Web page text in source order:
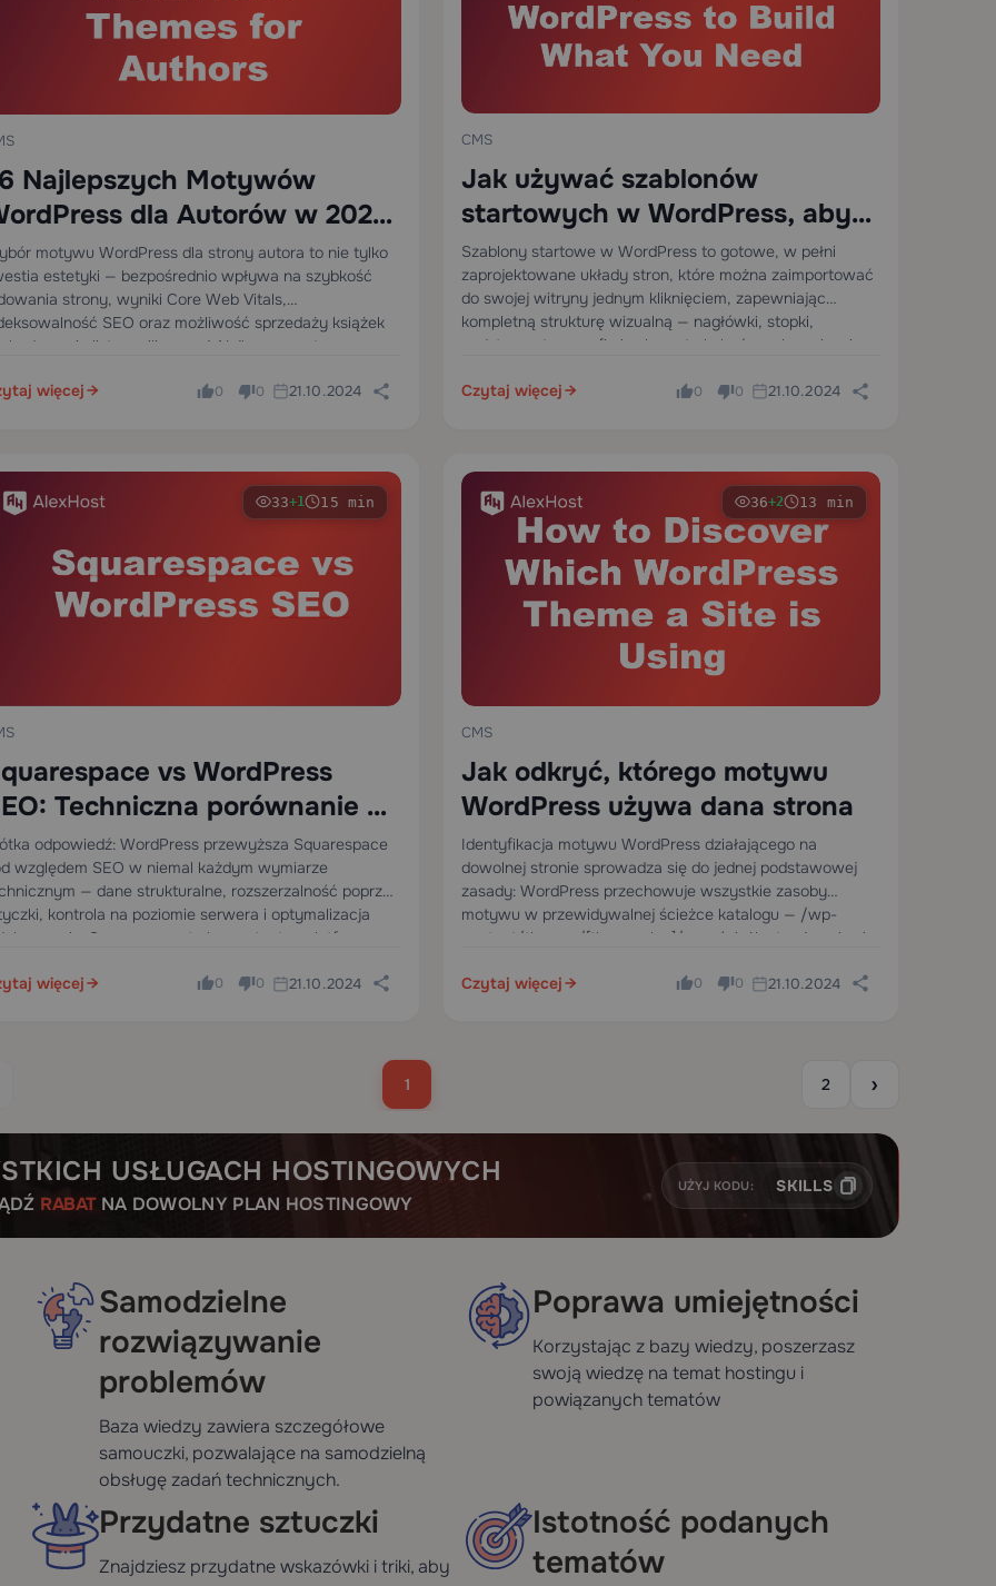
Najlepszych Motywów
dla Autorów w 2025:
Szczegóły dla
i Wydawców
motywu WordPress dla strony autora to nie tylko
estetyki — bezpośrednio wpływa na szybkość
strony, wyniki Core Web Vitals,
SEO oraz możliwość sprzedaży książek
budowania listy mailingowej. Najlepsze motywy
więcej
0 0 21.10.2024
CMS
Jak używać szablonów
startowych w WordPress, aby
zbudować dowolną witrynę,
której potrzebujesz
Szablony startowe w WordPress to gotowe, w pełni
zaprojektowane układy stron, które można zaimportować
do swojej witryny jednym kliknięciem, zapewniając
kompletną strukturę wizualną — nagłówki, stopki,
podstrony, typografię i schematy kolorów — bez pisania
Czytaj więcej
0 0 21.10.2024
33+1 15 min
vs WordPress
Techniczna porównanie na
odpowiedź: WordPress przewyższa Squarespace
względem SEO w niemal każdym wymiarze
— dane strukturalne, rozszerzalność poprzez
kontrola na poziomie serwera i optymalizacja
Squarespace to kompetentna platforma o
więcej 0 0 21.10.2024
36+2 13 min
CMS
Jak odkryć, którego motywu
WordPress używa dana strona
Identyfikacja motywu WordPress działającego na
dowolnej stronie sprowadza się do jednej podstawowej
zasady: WordPress przechowuje wszystkie zasoby
motywu w przewidywalnej ścieżce katalogu — /wp-
content/themes/[theme-slug]/ — a ścieżka ta ujawnia się
odpowiedziach HTTP w wielu…
Czytaj więcej 0 0 21.10.2024
1 2 ›
USŁUGACH HOSTINGOWYCH
RABATNA DOWOLNY PLAN HOSTINGOWY
UŻYJ KODU: SKILLS
Samodzielne
rozwiązywanie
problemów
Baza wiedzy zawiera szczegółowe
samouczki, pozwalające na samodzielną
obsługę zadań technicznych.
Poprawa umiejętności
Korzystając z bazy wiedzy, poszerzasz
swoją wiedzę na temat hostingu i
powiązanych tematów
Przydatne sztuczki
Znajdziesz przydatne wskazówki i triki, aby
Istotność podanych
tematów